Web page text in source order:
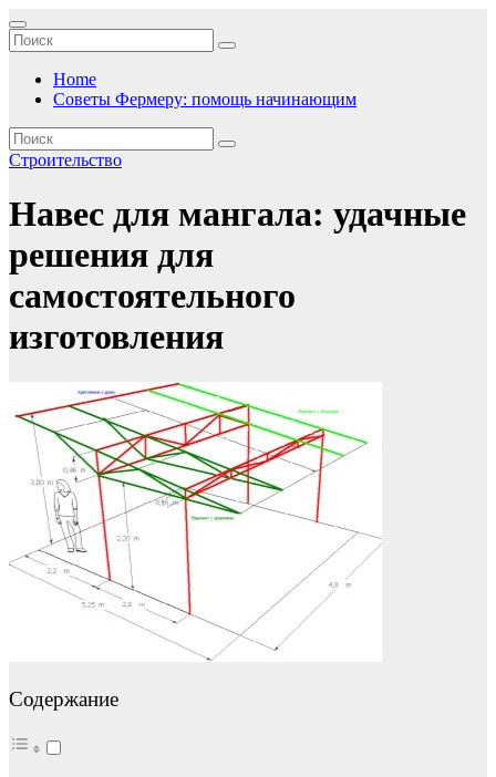
Перейти
к
содержимому
Home
Советы Фермеру: помощь начинающим
Строительство
Навес для мангала: удачные
решения для
самостоятельного
изготовления
Содержание